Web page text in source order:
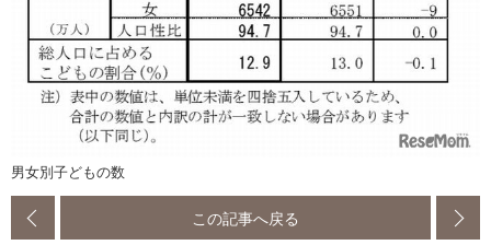
男女別子どもの数
この記事へ戻る